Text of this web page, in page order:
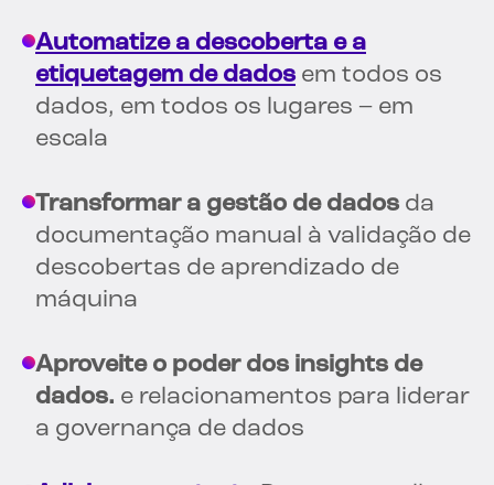
Automatize a descoberta e a
etiquetagem de dadosem todos os
dados, em todos os lugares – em
escala
Transformar a gestão de dados da
documentação manual à validação de
descobertas de aprendizado de
máquina
Aproveite o poder dos insights de
dados. e relacionamentos para liderar
a governança de dados